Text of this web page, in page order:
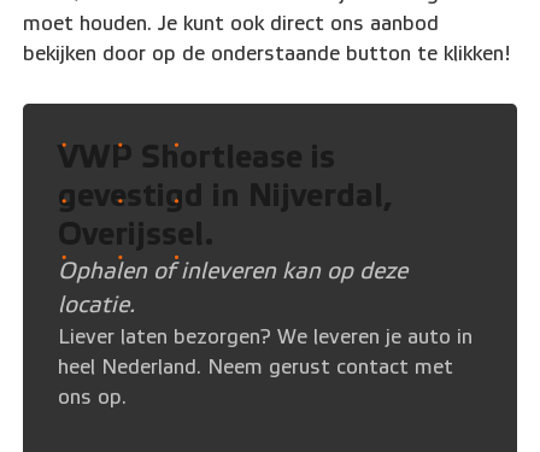
moet houden. Je kunt ook direct ons aanbod
bekijken door op de onderstaande button te klikken!
VWP Shortlease is
gevestigd in Nijverdal,
Overijssel.
Ophalen of inleveren kan op deze
locatie.
Liever laten bezorgen? We leveren je auto in
heel Nederland. Neem gerust contact met
ons op.